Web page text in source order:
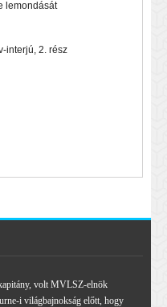
lemondását
interjú, 2. rész
volt MVLSZ-elnök
i világbajnokság előtt, hogy